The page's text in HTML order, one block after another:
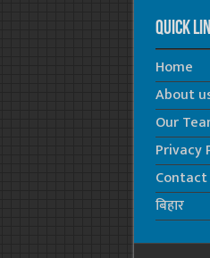
Quick
Home
About
Our
Privacy
बिहार